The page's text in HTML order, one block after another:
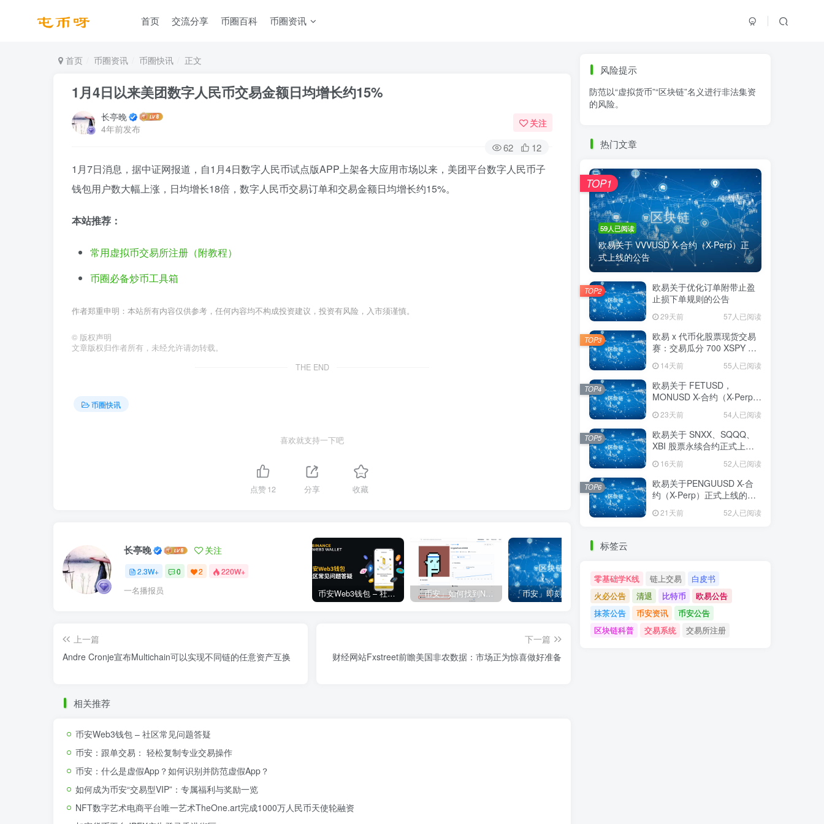
首页 交流分享 币圈百科 币圈资讯
首页 币圈资讯 币圈快讯 正文
1月4日以来美团数字人民币交易金额日均增长约15%
长亭晚
4年前发布
关注
62 12
1月7日消息，据中证网报道，自1月4日数字人民币试点版APP上架各大应用市场以来，美团平台数字人民币子
钱包用户数大幅上涨，日均增长18倍，数字人民币交易订单和交易金额日均增长约15%。
本站推荐：
常用虚拟币交易所注册（附教程）
币圈必备炒币工具箱
作者郑重申明：本站所有内容仅供参考，任何内容均不构成投资建议，投资有风险，入市须谨慎。
© 版权声明
文章版权归作者所有，未经允许请勿转载。
THE END
币圈快讯
喜欢就支持一下吧
点赞12 分享 收藏
长亭晚 关注
2.3W+ 0 2 220W+
一名播报员 币安Web3钱包 – 社区常见问题答疑 「币安」如何找到NFT合约地址？ 「欧易OKX」关于支持BNB Smart Chain（BEP20）网络升级和硬分叉的公告
上一篇
Andre Cronje宣布Multichain可以实现不同链的任意资产互换
下一篇
财经网站Fxstreet前瞻美国非农数据：市场正为惊喜做好准备
相关推荐
币安Web3钱包 – 社区常见问题答疑
币安：跟单交易： 轻松复制专业交易操作
币安：什么是虚假App？如何识别并防范虚假App？
如何成为币安“交易型VIP”：专属福利与奖励一览
NFT数字艺术电商平台唯一艺术TheOne.art完成1000万人民币天使轮融资
零基础学K线 链上交易
白皮书
火必公告
区块链科普
风险提示
防范以“虚拟货币”“区块链”名义进行非法集资
的风险。
热门文章
59人已阅读
欧易关于 VVVUSD X-合约（X-Perp）正
式上线的公告
TOP1
欧易关于优化订单附带止盈
止损下单规则的公告
29天前 57人已阅读
TOP2
欧易 x 代币化股票现货交易
赛：交易瓜分 700 XSPY 奖
14天前 55人已阅读
TOP3
欧易关于 FETUSD，
MONUSD X-合约（X-Perp）
23天前 54人已阅读
TOP4
欧易关于 SNXX、SQQQ、
XBI 股票永续合约正式上线
16天前 52人已阅读
TOP5
欧易关于PENGUUSD X-合
约（X-Perp）正式上线的公
21天前 52人已阅读
TOP6
标签云
零基础学K线 链上交易
白皮书
火必公告
清退 比特币
欧易公告
抹茶公告
币安资讯
币安公告
区块链科普
交易系统 交易所注册